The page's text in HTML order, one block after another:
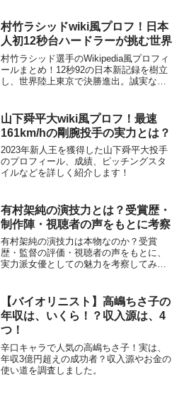
村竹ラシッドwiki風プロフ！日本
人初12秒台ハードラーが挑む世界
村竹ラシッド選手のWikipedia風プロフィ
ールまとめ！12秒92の日本新記録を樹立
し、世界陸上東京で決勝進出。誠実な人
す。
山下舜平大wiki風プロフ！最速
161km/hの剛腕投手の実力とは？
2023年新人王を獲得した山下舜平大投手
のプロフィール、成績、ピッチングスタ
イルなどを詳しく紹介します！
有村架純の演技力とは？受賞歴・
制作陣・視聴者の声をもとに考察
有村架純の演技力は本物なのか？受賞
歴・監督の評価・視聴者の声をもとに、
実力派女優としての魅力を考察してみま
【バイオリニスト】高嶋ちさ子の
年収は、いくら！？収入源は、4
つ！
辛口キャラで人気の高嶋ちさ子！実は、
年収3億円超えの成功者？収入源やお金の
使い道を調査しました。